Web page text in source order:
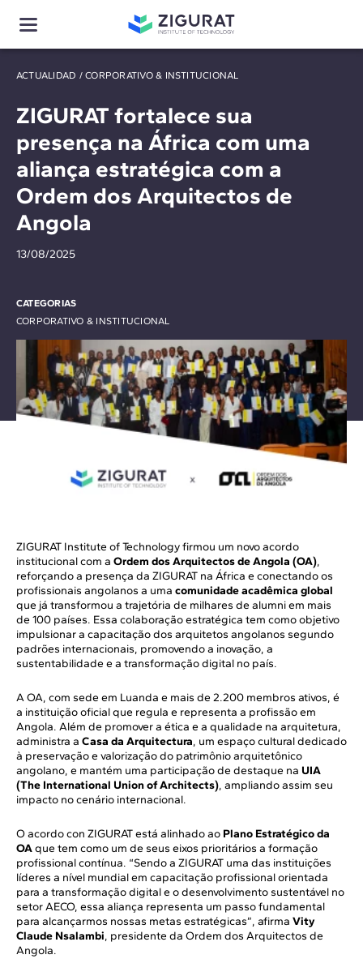
ACTUALIDAD /CORPORATIVO & INSTITUCIONAL
ZIGURAT fortalece sua
presença na África com uma
aliança estratégica com a
Ordem dos Arquitectos de
Angola
13/08/2025
CATEGORIAS
CORPORATIVO & INSTITUCIONAL
ZIGURAT Institute of Technology firmou um novo acordo
institucional com a Ordem dos Arquitectos de Angola (OA),
reforçando a presença da ZIGURAT na África e conectando os
profissionais angolanos a uma comunidade acadêmica global
que já transformou a trajetória de milhares de alumni em mais
de 100 países. Essa colaboração estratégica tem como objetivo
impulsionar a capacitação dos arquitetos angolanos segundo
padrões internacionais, promovendo a inovação, a
sustentabilidade e a transformação digital no país.
A OA, com sede em Luanda e mais de 2.200 membros ativos, é
a instituição oficial que regula e representa a profissão em
Angola. Além de promover a ética e a qualidade na arquitetura,
administra a Casa da Arquitectura, um espaço cultural dedicado
à preservação e valorização do patrimônio arquitetônico
angolano, e mantém uma participação de destaque na UIA
(The International Union of Architects), ampliando assim seu
impacto no cenário internacional.
O acordo con ZIGURAT está alinhado ao Plano Estratégico da
OAque tem como um de seus eixos prioritários a formação
profissional contínua. “Sendo a ZIGURAT uma das instituições
líderes a nível mundial em capacitação profissional orientada
para a transformação digital e o desenvolvimento sustentável no
setor AECO, essa aliança representa um passo fundamental
para alcançarmos nossas metas estratégicas”, afirma Vity
Claude Nsalambi, presidente da Ordem dos Arquitectos de
Angola.